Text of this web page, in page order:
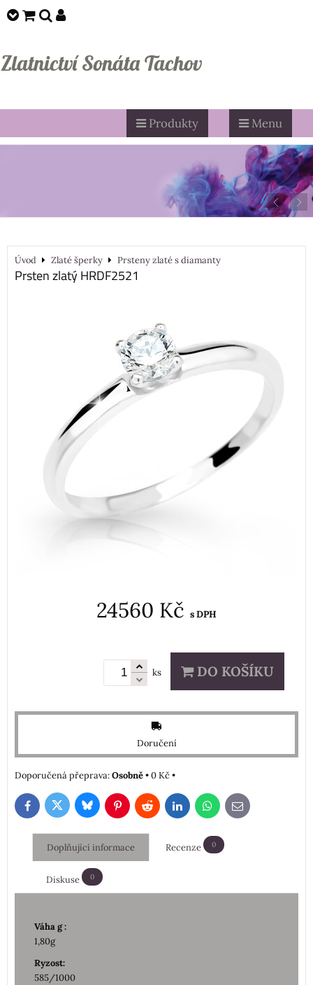
Zlatnictví Sonáta Tachov
Produkty Menu
Úvod Zlaté šperky Prsteny zlaté s diamanty
Prsten zlatý HRDF2521
24560 Kč s DPH
ks DO KOŠÍKU
Doručení
Osobně•0 Kč•
FacebookTwitterBlueskyPinterestRedditLinkedInWhatsApp
E-
mail
Doplňující informace Recenze 0
Diskuse 0
Váha g :
1,80g
Ryzost:
585/1000